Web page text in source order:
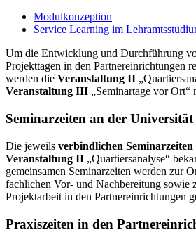
Modulkonzeption
Service Learning im
Um die Entwicklung und Durchführung
Projekttagen in den Partnereinrichtungen
werden die Veranstaltung II
Veranstaltung III „Seminartage vor Ort“
Seminarzeiten an der Universität
Die jeweils verbindlichen Seminarzeiten
Veranstaltung II „Quartiersanalyse“
gemeinsamen Seminarzeiten werden zur
fachlichen Vor- und Nachbereitung sowie
Projektarbeit in den Partnereinrichtungen
Praxiszeiten in den